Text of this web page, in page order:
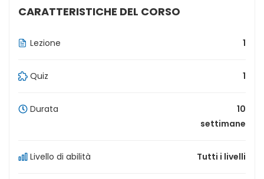
CARATTERISTICHE DEL CORSO
Lezione 1
Quiz 1
Durata
10
settimane
Livello di abilità Tutti i livelli